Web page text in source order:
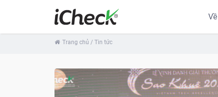
Trang chủ / Tin tức